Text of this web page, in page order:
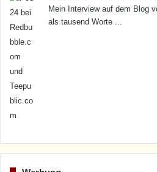
Mein Interview auf dem Blog
als tausend Worte ...